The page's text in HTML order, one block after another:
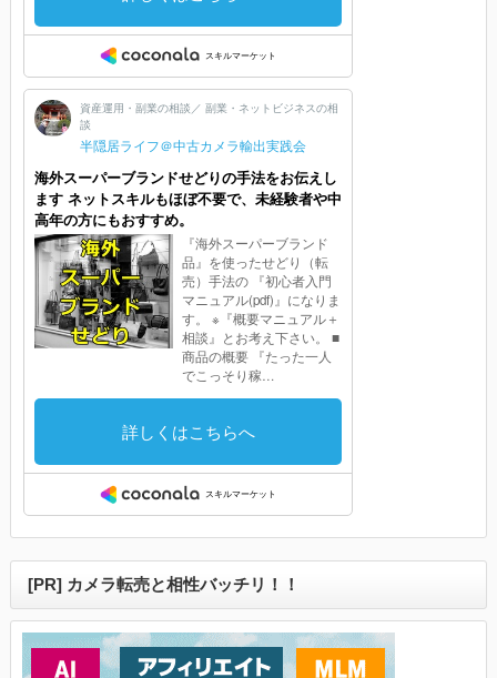
[PR] カメラ転売と相性バッチリ！！